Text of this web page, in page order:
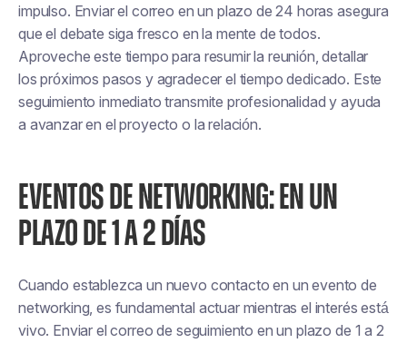
impulso. Enviar el correo en un plazo de 24 horas asegura
que el debate siga fresco en la mente de todos.
Aproveche este tiempo para resumir la reunión, detallar
los próximos pasos y agradecer el tiempo dedicado. Este
seguimiento inmediato transmite profesionalidad y ayuda
a avanzar en el proyecto o la relación.
EVENTOS DE NETWORKING: EN UN
PLAZO DE 1 A 2 DÍAS
Cuando establezca un nuevo contacto en un evento de
networking, es fundamental actuar mientras el interés está
vivo. Enviar el correo de seguimiento en un plazo de 1 a 2